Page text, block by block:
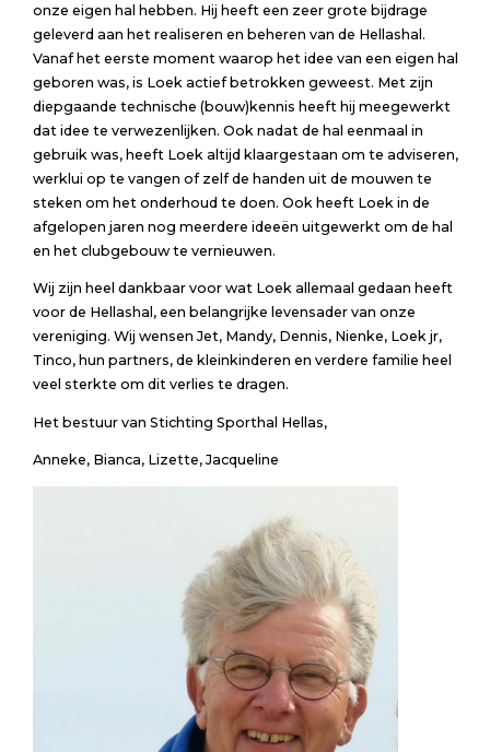
onze eigen hal hebben. Hij heeft een zeer grote bijdrage
geleverd aan het realiseren en beheren van de Hellashal.
Vanaf het eerste moment waarop het idee van een eigen hal
geboren was, is Loek actief betrokken geweest. Met zijn
diepgaande technische (bouw)kennis heeft hij meegewerkt
dat idee te verwezenlijken. Ook nadat de hal eenmaal in
gebruik was, heeft Loek altijd klaargestaan om te adviseren,
werklui op te vangen of zelf de handen uit de mouwen te
steken om het onderhoud te doen. Ook heeft Loek in de
afgelopen jaren nog meerdere ideeën uitgewerkt om de hal
en het clubgebouw te vernieuwen.
Wij zijn heel dankbaar voor wat Loek allemaal gedaan heeft
voor de Hellashal, een belangrijke levensader van onze
vereniging. Wij wensen Jet, Mandy, Dennis, Nienke, Loek jr,
Tinco, hun partners, de kleinkinderen en verdere familie heel
veel sterkte om dit verlies te dragen.
Het bestuur van Stichting Sporthal Hellas,
Anneke, Bianca, Lizette, Jacqueline